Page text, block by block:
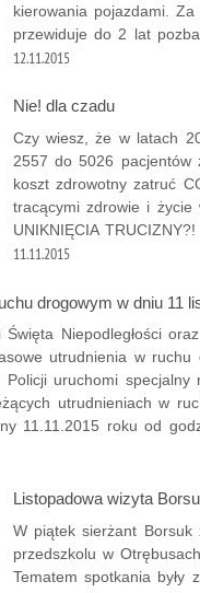
kierowania pojazdami.
przewiduje do 2 lat
12.11.2015
Nie! dla czadu
Czy wiesz, że w latach
2557 do 5026 pacjentów
koszt zdrowotny zatruć
tracącymi zdrowie i
UNIKNIĘCIA TRUCIZNY?!
11.11.2015
drogowym w dniu 11
Niepodległości
utrudnienia w
Policji uruchomi
utrudnieniach w
11.11.2015 roku od
Listopadowa wizyta
W piątek sierżant Borsuk
przedszkolu w
Tematem spotkania były